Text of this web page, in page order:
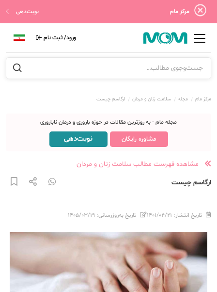
مرکز مام نوبت‌دهی
ورود/ ثبت نام
مرکز مام مجله سلامت زنان و مردان ارگاسم چیست
مجله مام - به روزترین مقالات در حوزه باروری و درمان ناباروری
مشاوره رایگان نوبت‌دهی
مشاهده فهرست مطالب سلامت زنان و مردان
ارگاسم چیست
تاریخ انتشار: ۱۴۰۱/۰۴/۲۱ تاریخ به‌روزرسانی: ۱۴۰۵/۰۳/۱۹